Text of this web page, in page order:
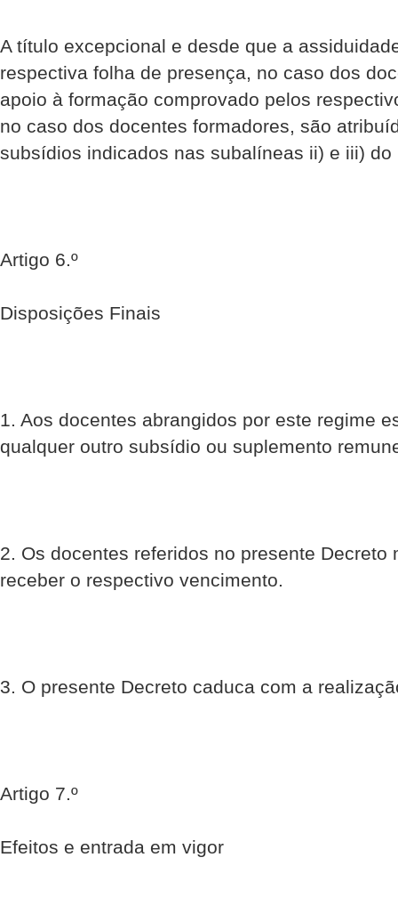
A título excepcional e desde que a
respectiva folha de presença, no caso dos
apoio à formação comprovado pelos
no caso dos docentes formadores, são
subsídios indicados nas subalíneas ii) e iii) do
Artigo 6.º
Disposições Finais
1. Aos docentes abrangidos por este regime
qualquer outro subsídio ou suplemento
2. Os docentes referidos no presente Decreto
receber o respectivo vencimento.
3. O presente Decreto caduca com a
Artigo 7.º
Efeitos e entrada em vigor